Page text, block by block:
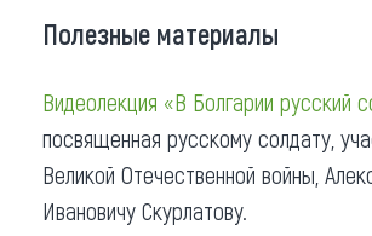
Полезные материалы
Видеолекция «В Болгарии русский
посвященная русскому солдату,
Великой Отечественной войны,
Ивановичу Скурлатову.